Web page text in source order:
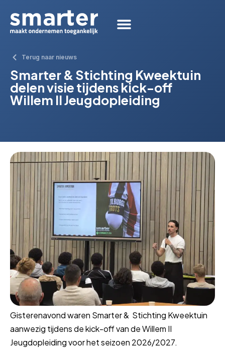
Terug naar nieuws
Smarter & Stichting Kweektuin
delen visie tijdens kick-off
Willem II Jeugdopleiding
Gisterenavond waren Smarter & Stichting Kweektuin
aanwezig tijdens de kick-off van de Willem II
Jeugdopleiding voor het seizoen 2026/2027.